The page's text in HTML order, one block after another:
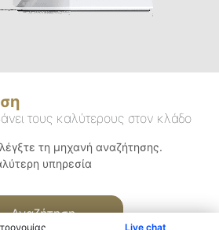
Live chat
τους καλύτερους στον κλάδο
τη μηχανή αναζήτησης.
υπηρεσία
Αναζήτηση